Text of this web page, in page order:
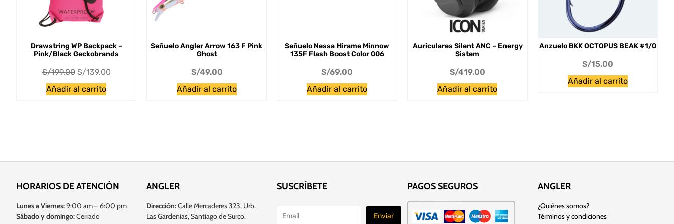
Drawstring WP Backpack –
Pink/Black Geckobrands
S/199.00 S/139.00
Añadir al carrito
Señuelo Angler Arrow 163 F Pink
Ghost
S/49.00
Añadir al carrito
Señuelo Nessa Hirame Minnow
135F Flash Boost Color 006
S/69.00
Añadir al carrito
Auriculares Silent ANC – Energy
Sistem
S/419.00
Añadir al carrito
Anzuelo BKK OCTOPUS BEAK #1/0
S/15.00
Añadir al carrito
HORARIOS DE ATENCIÓN
Lunes a Viernes:9:00 am – 6:00 pm
Sábado y domingo:Cerrado
ANGLER
Dirección:Calle Mercaderes 323, Urb.
Las Gardenias, Santiago de Surco.
SUSCRÍBETE PAGOS SEGUROS ANGLER
¿Quiénes somos?
Términos y condiciones